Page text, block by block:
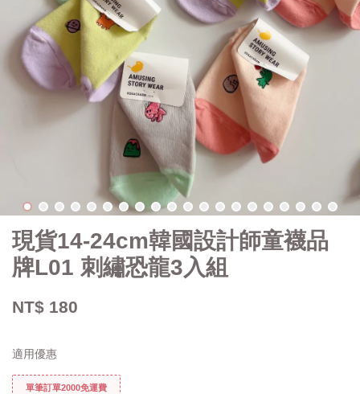
現貨14-24cm韓國設計師童襪品
牌L01 刺繡恐龍3入組
NT$ 180
適用優惠
單筆訂單2000免運費